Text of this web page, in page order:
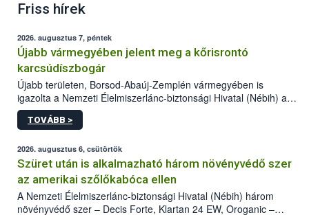
Friss hírek
2026. augusztus 7, péntek
Újabb vármegyében jelent meg a kőrisrontó
karcsúdíszbogár
Újabb területen, Borsod-Abaúj-Zemplén vármegyében is
igazolta a Nemzeti Élelmiszerlánc-biztonsági Hivatal (Nébih) a
kőrisrontó karcsúdíszbogár (Agrilus planipennis) jelenlétét. A
kártevőt nem csak színcsapdában találták meg, de már fertőzött
az intenzív felderítést, emellett az intézkedéseket a szlovák
hatósággal is összehangolják a terjedés megállítása érdekében.
TOVÁBB >
2026. augusztus 6, csütörtök
Szüret után is alkalmazható három növényvédő szer
az amerikai szőlőkabóca ellen
A Nemzeti Élelmiszerlánc-biztonsági Hivatal (Nébih) három
növényvédő szer – Decis Forte, Klartan 24 EW, Oroganic –